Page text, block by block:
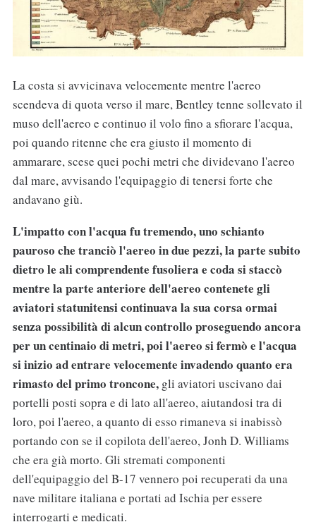
La costa si avvicinava velocemente mentre l'aereo
scendeva di quota verso il mare, Bentley tenne sollevato il
muso dell'aereo e continuo il volo fino a sfiorare l'acqua,
poi quando ritenne che era giusto il momento di
ammarare, scese quei pochi metri che dividevano l'aereo
dal mare, avvisando l'equipaggio di tenersi forte che
andavano giù.
L'impatto con l'acqua fu tremendo, uno schianto
pauroso che tranciò l'aereo in due pezzi, la parte subito
dietro le ali comprendente fusoliera e coda si staccò
mentre la parte anteriore dell'aereo contenete gli
aviatori statunitensi continuava la sua corsa ormai
senza possibilità di alcun controllo proseguendo ancora
per un centinaio di metri, poi l'aereo si fermò e l'acqua
si inizio ad entrare velocemente invadendo quanto era
rimasto del primo troncone, gli aviatori uscivano dai
portelli posti sopra e di lato all'aereo, aiutandosi tra di
loro, poi l'aereo, a quanto di esso rimaneva si inabissò
portando con se il copilota dell'aereo, Jonh D. Williams
che era già morto. Gli stremati componenti
dell'equipaggio del B-17 vennero poi recuperati da una
nave militare italiana e portati ad Ischia per essere
interrogarti e medicati.